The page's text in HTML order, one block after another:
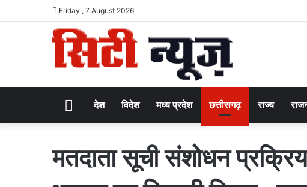
Friday , 7 August 2026
Homeदेश विदेश मध्य प्रदेश छत्तीसगढ़ राज्य
मतदाता सूची संशोधन